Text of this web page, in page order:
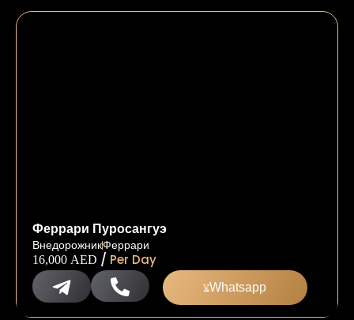
Феррари Пуросангуэ
ВнедорожникФеррари
16,000 AED / Per Day
Whatsapp